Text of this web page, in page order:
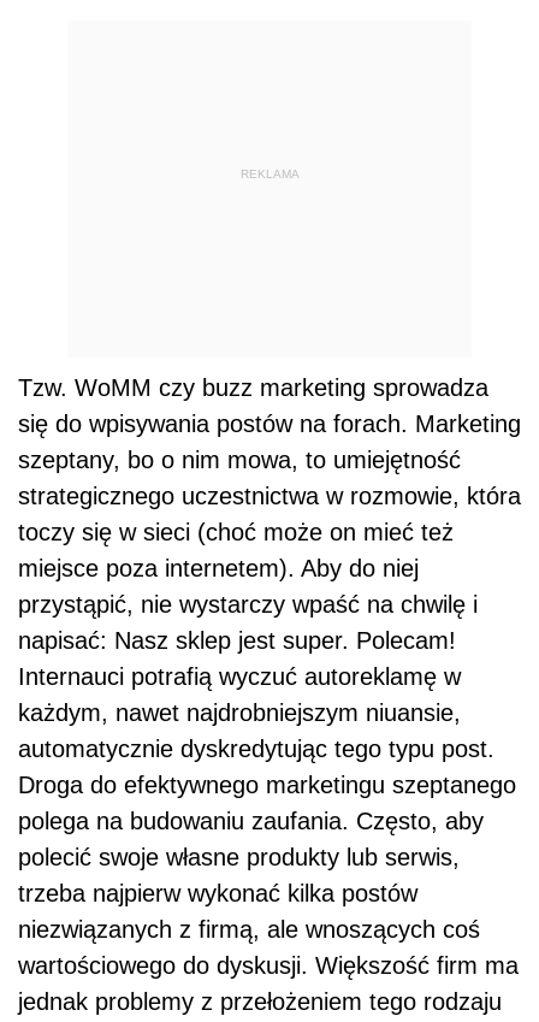
REKLAMA
Tzw. WoMM czy buzz marketing sprowadza
się do wpisywania postów na forach. Marketing
szeptany, bo o nim mowa, to umiejętność
strategicznego uczestnictwa w rozmowie, która
toczy się w sieci (choć może on mieć też
miejsce poza internetem). Aby do niej
przystąpić, nie wystarczy wpaść na chwilę i
napisać: Nasz sklep jest super. Polecam!
Internauci potrafią wyczuć autoreklamę w
każdym, nawet najdrobniejszym niuansie,
automatycznie dyskredytując tego typu post.
Droga do efektywnego marketingu szeptanego
polega na budowaniu zaufania. Często, aby
polecić swoje własne produkty lub serwis,
trzeba najpierw wykonać kilka postów
niezwiązanych z firmą, ale wnoszących coś
wartościowego do dyskusji. Większość firm ma
jednak problemy z przełożeniem tego rodzaju